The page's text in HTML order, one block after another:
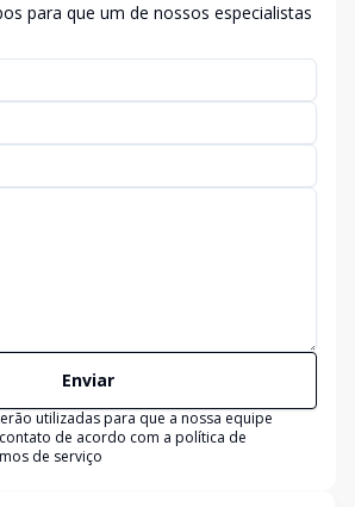
para que um de nossos especialistas
Enviar
utilizadas para que a nossa equipe
de acordo com a política de
de serviço